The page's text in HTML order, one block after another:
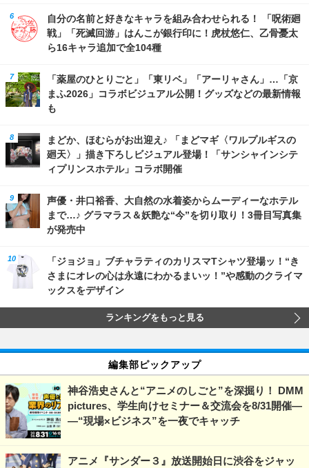
自分の名前と好きなキャラを組み合わせられる！ 「呪術廻
戦」「死滅回游」はんこが銀行印に！虎杖悠仁、乙骨憂太
ら16キャラ追加で全104種
「薬屋のひとりごと」「東リベ」「アーリャさん」…「京
まふ2026」コラボビジュアル公開！グッズなどの最新情報
も
まどか、ほむらがお出迎え♪ 「まどマギ〈ワルプルギスの
廻天〉」描き下ろしビジュアル登場！「サンシャインシテ
ィプリンスホテル」コラボ開催
声優・井口裕香、大自然の水着姿からムーディーなホテル
まで…♪ グラマラス＆妖艶な“今”を切り取り！3冊目写真集
が発売中
「ジョジョ」ブチャラティのカリスマTシャツ登場ッ！“き
さまにオレの心は永遠にわかるまいッ！”や感動のクライマ
ックスをデザイン
ランキングをもっと見る
編集部ピックアップ
神谷浩史さんと“アニメのしごと”を深掘り！ DMM
pictures、学生向けセミナー＆交流会を8/31開催―
―“現場×ビジネス”を一夜でキャッチ
アニメ『サンダー３』放送開始日に渋谷をジャッ